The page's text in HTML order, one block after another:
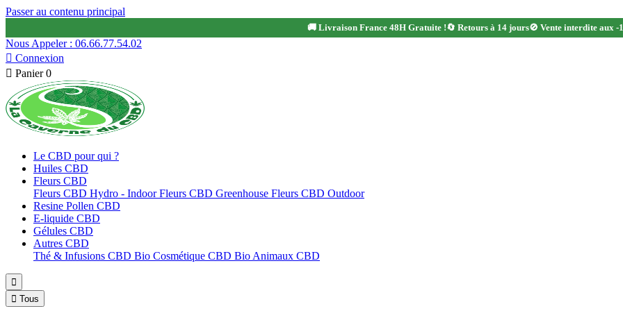
Passer au contenu principal
🚚 Livraison France 48H Gratuite !🔄 Retours à 14 jours🚫 Vente interdite aux -
Nous Appeler : 06.66.77.54.02
 Connexion
 Panier 0
Le CBD pour qui ?
Huiles CBD
Fleurs CBD
Fleurs CBD Hydro - IndoorFleurs CBD Greenhouse Fleurs CBD Outdoor
Resine Pollen CBD
E-liquide CBD
Gélules CBD
Autres CBD
Thé & Infusions CBD Bio Cosmétique CBD Bio Animaux CBD

 Tous